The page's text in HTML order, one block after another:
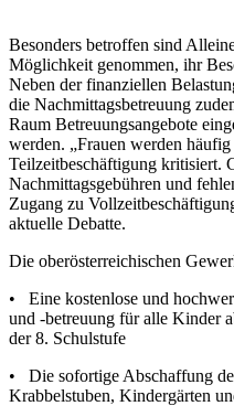
Besonders betroffen sind
Möglichkeit genommen, ihr
Neben der finanziellen
die Nachmittagsbetreuung
Raum Betreuungsangebote
werden. „Frauen werden
Teilzeitbeschäftigung kritisiert.
Nachmittagsgebühren und
Zugang zu
aktuelle Debatte.
Die oberösterreichischen
• Eine kostenlose und
und -betreuung für alle Kinder
der 8. Schulstufe
• Die sofortige Abschaffung
Krabbelstuben, Kindergärten